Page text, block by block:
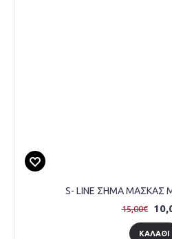
S- LINE ΣΗΜΑ ΜΑΣΚΑΣ
15,00€
ΚΑΛΆΘΙ